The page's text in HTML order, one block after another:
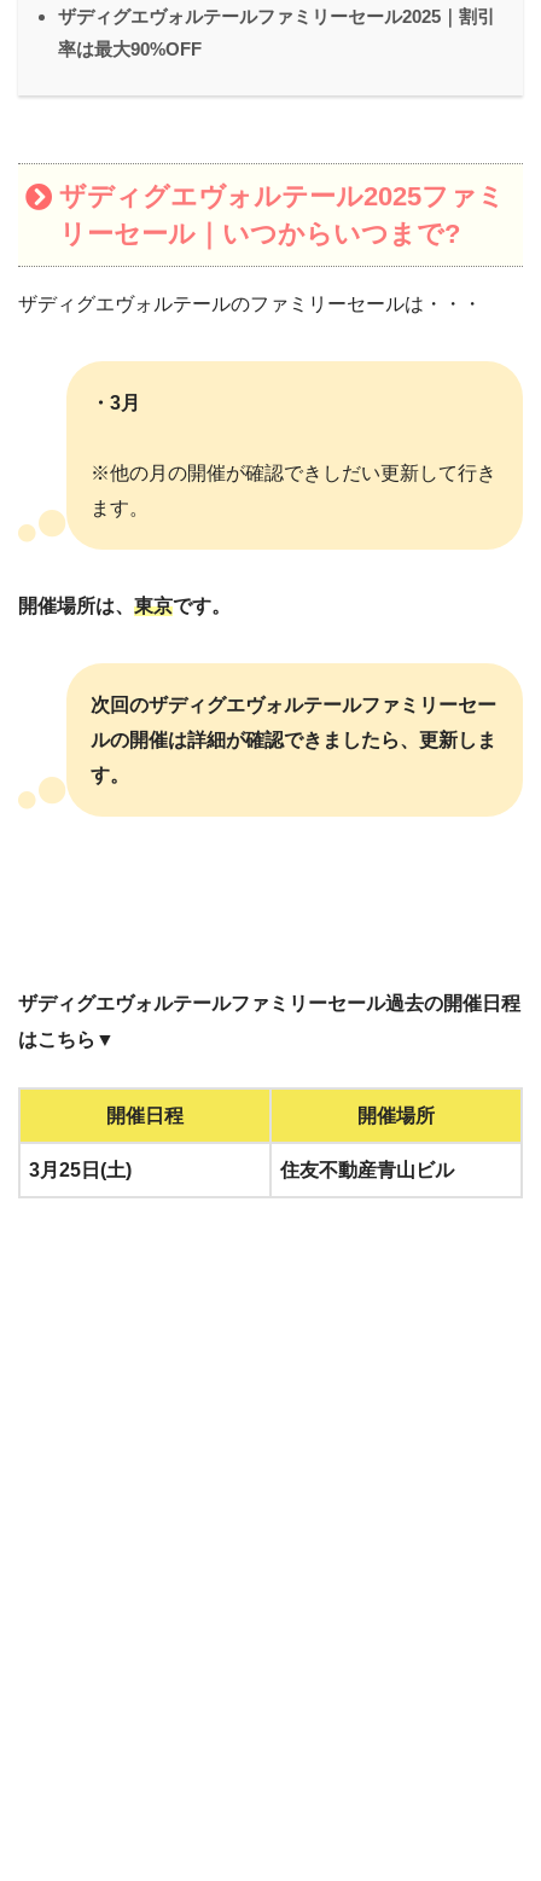
ザディグエヴォルテールファミリーセール2025｜割引
率は最大90%OFF
ザディグエヴォルテール2025ファミ
リーセール｜いつからいつまで?
ザディグエヴォルテールのファミリーセールは・・・
・3月
※他の月の開催が確認できしだい更新して行き
ます。
開催場所は、 東京です。
次回のザディグエヴォルテールファミリーセー
ルの開催は詳細が確認できましたら、更新しま
す。
ザディグエヴォルテールファミリーセール過去の開催日程
はこちら▼
開催日程 開催場所
3月25日(土) 住友不動産青山ビル